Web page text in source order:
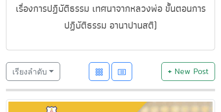
เรื่องการปฏิบัติธรรม เทศนาจากหลวงพ่อ ขั้นตอนการ
ปฏิบัติธรรม อานาปานสติ)
เรียงลำดับ +New Post